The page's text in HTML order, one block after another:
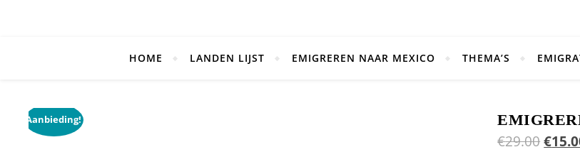
HOME LANDEN LIJST EMIGREREN NAAR MEXICO THEMA’S
Aanbieding!
€29.00 €